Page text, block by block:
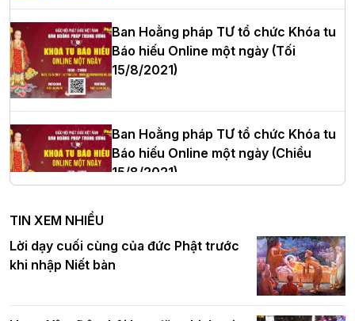
Phòng nhiệm kỳ 2026 – 2031
Thượng tọa Thích Tâm Chính được suy
cử tân Trưởng ban Trị sự GHPGVN tỉnh
Hà Nội: Tăng Ni Trường hạ Bồ Đề trang
nghiêm tác pháp Tiền an cư PL.2570 –
DL.2026
chúc mừng Phật đản BTS GHPGVN TP.
Ban Hoằng pháp TƯ tổ chức Khóa tu
Báo hiếu Online một ngày (Tối
15/8/2021)
Ban Hoằng pháp TƯ tổ chức Khóa tu
Báo hiếu Online một ngày (Chiều
15/8/2021)
Ban Hoằng pháp TƯ tổ chức Khóa tu
Báo hiếu Online một ngày (Sáng
15/8/2021)
TIN XEM NHIỀU
Lời dạy cuối cùng của đức Phật trước
khi nhập Niết bàn